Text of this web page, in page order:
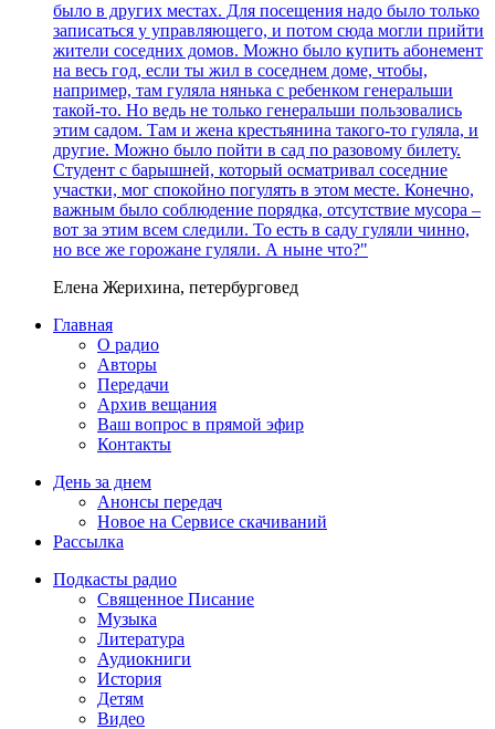
было в других местах. Для посещения надо было только
записаться у управляющего, и потом сюда могли прийти
жители соседних домов. Можно было купить абонемент
на весь год, если ты жил в соседнем доме, чтобы,
например, там гуляла нянька с ребенком генеральши
такой-то. Но ведь не только генеральши пользовались
этим садом. Там и жена крестьянина такого-то гуляла, и
другие. Можно было пойти в сад по разовому билету.
Студент с барышней, который осматривал соседние
участки, мог спокойно погулять в этом месте. Конечно,
важным было соблюдение порядка, отсутствие мусора –
вот за этим всем следили. То есть в саду гуляли чинно,
но все же горожане гуляли. А ныне что?"
Елена Жерихина, петербурговед
Главная
О радио
Авторы
Передачи
Архив вещания
Ваш вопрос в прямой эфир
Контакты
День за днем
Анонсы передач
Новое на Сервисе скачиваний
Рассылка
Подкасты радио
Священное Писание
Музыка
Литература
Аудиокниги
История
Детям
Видео